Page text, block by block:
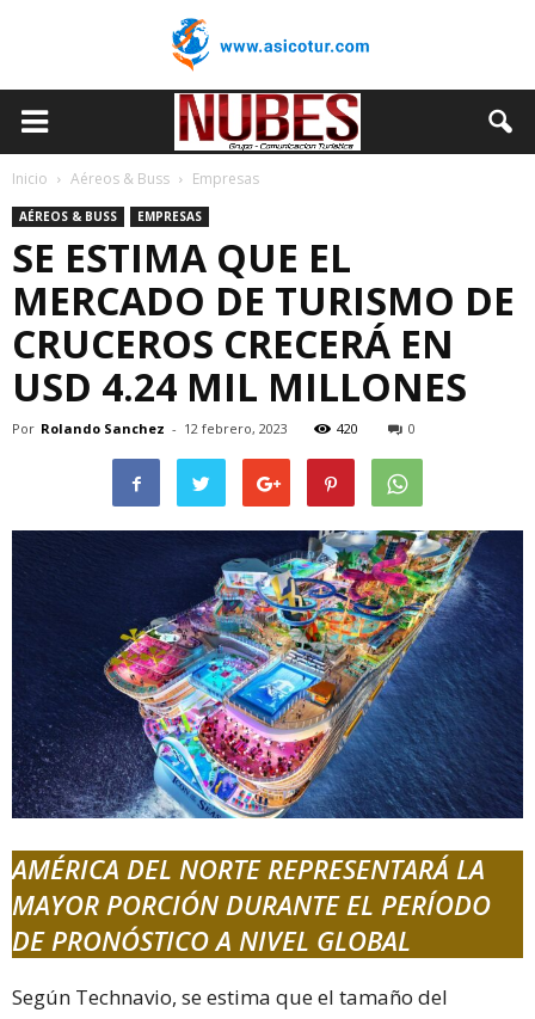
Inicio Aéreos & Buss Empresas
AÉREOS & BUSS EMPRESAS
SE ESTIMA QUE EL
MERCADO DE TURISMO DE
CRUCEROS CRECERÁ EN
USD 4.24 MIL MILLONES
Por Rolando Sanchez - 12 febrero, 2023 420 0
AMÉRICA DEL NORTE REPRESENTARÁ LA
MAYOR PORCIÓN DURANTE EL PERÍODO
DE PRONÓSTICO A NIVEL GLOBAL
Según Technavio, se estima que el tamaño del